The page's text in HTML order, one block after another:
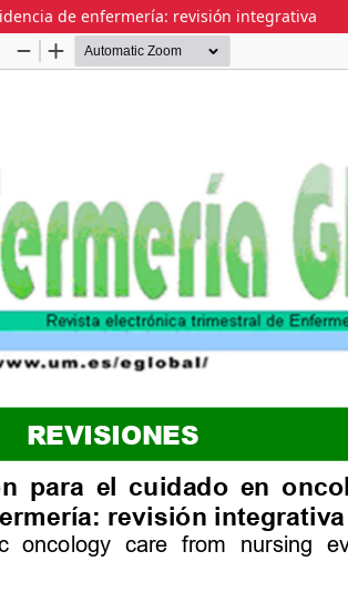
de enfermería: revisión integrativa